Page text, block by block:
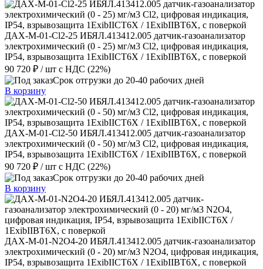
ДАХ-М-01-Cl2-25 ИБЯЛ.413412.005 датчик-газоанализатор
электрохимический (0 - 25) мг/м3 Cl2, цифровая индикация,
IP54, взрывозащита 1ExibIICT6X / 1ExibIIBT6X, с поверкой
90 720 ₽ / шт с НДС (22%)
Срок отгрузки до 20-40 рабочих дней
В корзину
ДАХ-М-01-Cl2-50 ИБЯЛ.413412.005 датчик-газоанализатор
электрохимический (0 - 50) мг/м3 Cl2, цифровая индикация,
IP54, взрывозащита 1ExibIICT6X / 1ExibIIBT6X, с поверкой
90 720 ₽ / шт с НДС (22%)
Срок отгрузки до 20-40 рабочих дней
В корзину
ДАХ-М-01-N2O4-20 ИБЯЛ.413412.005 датчик-газоанализатор
электрохимический (0 - 20) мг/м3 N2O4, цифровая индикация,
IP54, взрывозащита 1ExibIICT6X / 1ExibIIBT6X, с поверкой